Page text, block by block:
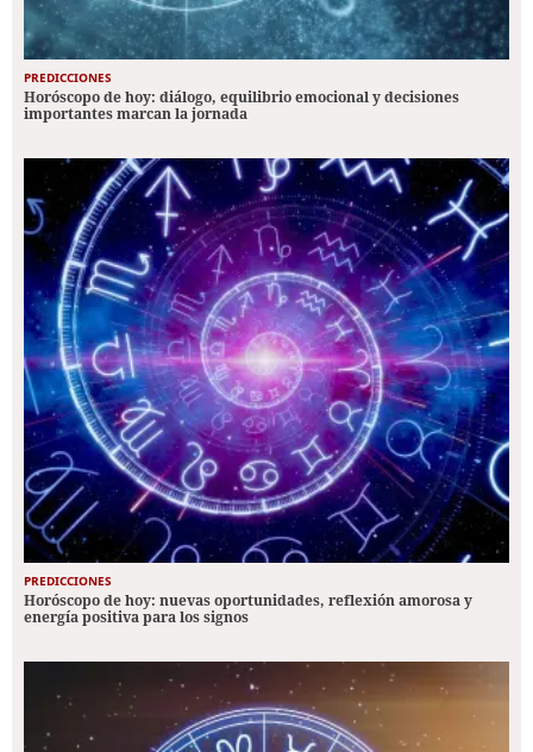
PREDICCIONES
Horóscopo de hoy: diálogo, equilibrio emocional y decisiones
importantes marcan la jornada
PREDICCIONES
Horóscopo de hoy: nuevas oportunidades, reflexión amorosa y
energía positiva para los signos